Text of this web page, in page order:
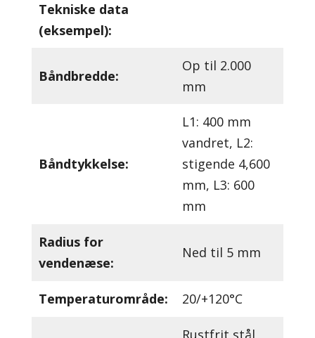
Tekniske data
(eksempel):
Båndbredde:
Op til 2.000
mm
Båndtykkelse:
L1: 400 mm
vandret, L2:
stigende 4,600
mm, L3: 600
mm
Radius for
vendenæse:
Ned til 5 mm
Temperaturområde: 20/+120°C
Rustfrit stål